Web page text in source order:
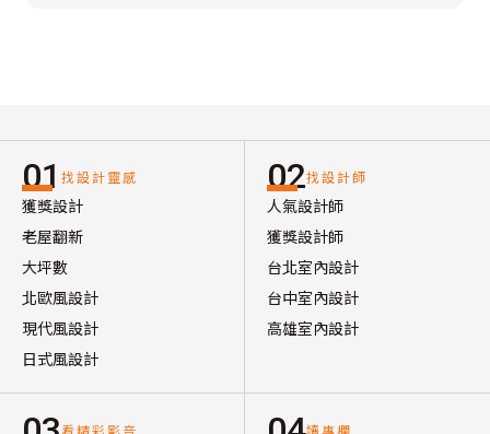
01 找設計靈感
獲獎設計
老屋翻新
大坪數
北歐風設計
現代風設計
日式風設計
02找設計師
人氣設計師
獲獎設計師
台北室內設計
台中室內設計
高雄室內設計
看精彩影音 讀專欄